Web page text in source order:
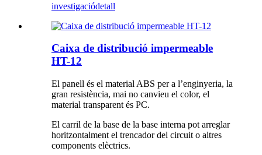
investigaciódetall
Caixa de distribució impermeable
HT-12
El panell és el material ABS per a l’enginyeria, la
gran resistència, mai no canvieu el color, el
material transparent és PC.
El carril de la base de la base interna pot arreglar
horitzontalment el trencador del circuit o altres
components elèctrics.